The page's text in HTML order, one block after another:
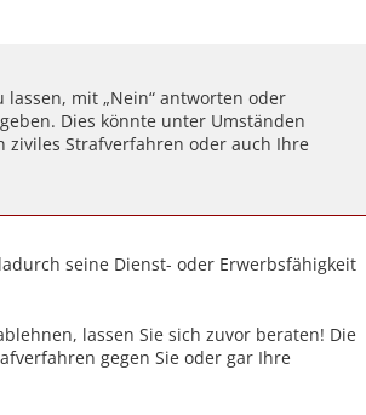
mit „Nein“ antworten oder
Dies könnte unter Umständen
ziviles Strafverfahren oder auch Ihre
seine Dienst- oder Erwerbsfähigkeit
lassen Sie sich zuvor beraten! Die
gegen Sie oder gar Ihre